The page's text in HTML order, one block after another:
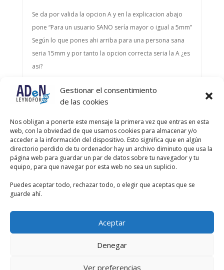
Gestionar el consentimiento
de las cookies
Nos obligan a ponerte este mensaje la primera vez que entras en esta
web, con la obviedad de que usamos cookies para almacenar y/o
acceder a la información del dispositivo. Esto significa que en algún
directorio perdido de tu ordenador hay un archivo diminuto que usa la
página web para guardar un par de datos sobre tu navegador y tu
equipo, para que navegar por esta web no sea un suplicio.
Puedes aceptar todo, rechazar todo, o elegir que aceptas que se
guarde ahí.
Aceptar
Denegar
Ver preferencias
Se da por valida la opcion A y en la explicacion abajo
pone “Para un usuario SANO sería mayor o igual a 5mm”
Según lo que pones ahi arriba para una persona sana
seria 15mm y por tanto la opcion correcta seria la A ¿es
asi?
Autor Entradas
Debes estar registrado para responder a este debate.
Nombre de usuario:
Contraseña:
Recordar mi contraseña